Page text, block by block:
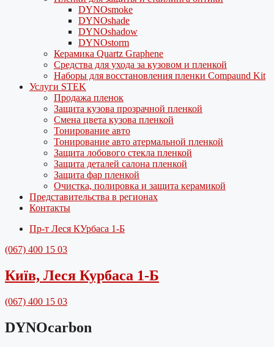
DYNOsmoke
DYNOshade
DYNOshadow
DYNOstorm
Керамика Quartz Graphene
Средства для ухода за кузовом и пленкой
Наборы для восстановления пленки Compaund Kit
Услуги STEK
Продажа пленок
Защита кузова прозрачной пленкой
Смена цвета кузова пленкой
Тонирование авто
Тонирование авто атермальной пленкой
Защита лобового стекла пленкой
Защита деталей салона пленкой
Защита фар пленкой
Очистка, полировка и защита керамикой
Представительства в регионах
Контакты
Пр-т Леся КУрбаса 1-Б
(067) 400 15 03
Київ, Леся Курбаса 1-Б
(067) 400 15 03
DYNOсarbon